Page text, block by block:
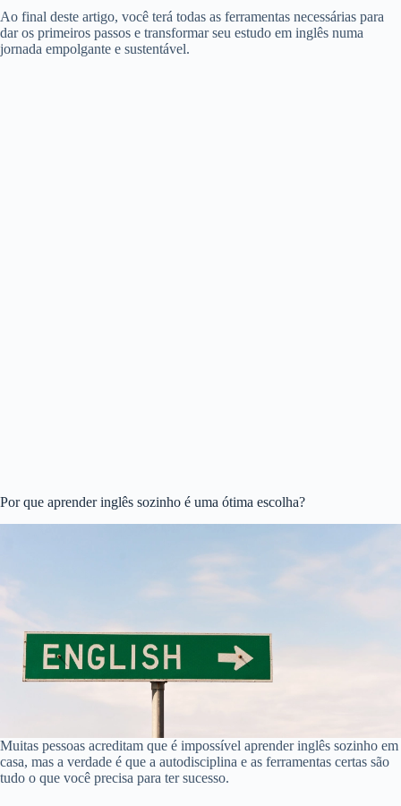
Ao final deste artigo, você terá todas as ferramentas necessárias para
dar os primeiros passos e transformar seu estudo em inglês numa
jornada empolgante e sustentável.
Por que aprender inglês sozinho é uma ótima escolha?
Muitas pessoas acreditam que é impossível aprender inglês sozinho em
casa, mas a verdade é que a autodisciplina e as ferramentas certas são
tudo o que você precisa para ter sucesso.